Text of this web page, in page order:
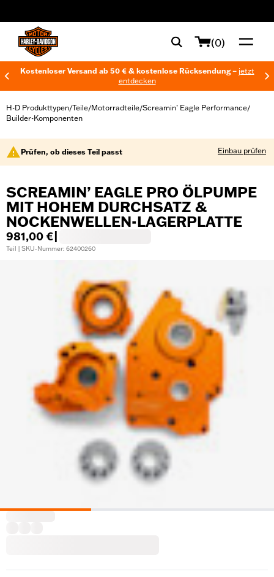
(0)
Kostenloser Versand ab 50 € & kostenlose Rücksendung – jetzt
entdecken
H-D Produkttypen/Teile/Motorradteile/Screamin’ Eagle Performance/
Builder-Komponenten
Prüfen, ob dieses Teil passt Einbau prüfen
SCREAMIN’ EAGLE PRO ÖLPUMPE
MIT HOHEM DURCHSATZ &
NOCKENWELLEN-LAGERPLATTE
981,00 €
Teil | SKU-Nummer: 62400260